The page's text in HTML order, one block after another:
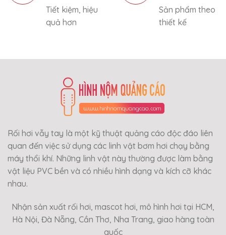
Tiết kiệm, hiệu
quả hơn
Sản phẩm theo
thiết kế
Rối hơi vẫy tay là một kỹ thuật quảng cáo độc đáo liên
quan đến việc sử dụng các linh vật bơm hơi chạy bằng
máy thổi khí. Những linh vật này thường được làm bằng
vật liệu PVC bền và có nhiều hình dạng và kích cỡ khác
nhau.
Nhận sản xuất rối hơi, mascot hơi, mô hình hơi tại HCM,
Hà Nội, Đà Nẵng, Cần Thơ, Nha Trang, giao hàng toàn
quốc